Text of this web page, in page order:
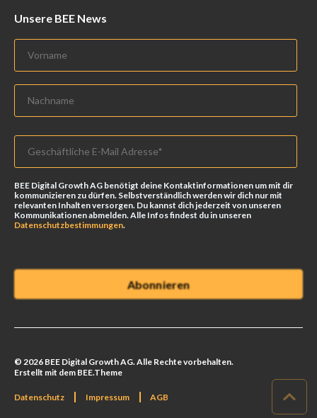
Unsere BEE News
BEE Digital Growth AG benötigt deine Kontaktinformationen um mit dir
kommunizieren zu dürfen. Selbstverständlich werden wir dich nur mit
relevanten Inhalten versorgen. Du kannst dich jederzeit von unseren
Kommunikationen abmelden. Alle Infos findest du in unseren
Datenschutzbestimmungen.
© 2026 BEE Digital Growth AG. Alle Rechte vorbehalten.
Erstellt mit dem BEE.Theme
Datenschutz Impressum AGB